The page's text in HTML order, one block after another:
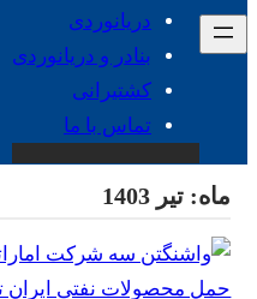
دریانوردی
بنادر و دریانوردی
کشتیرانی
تماس با ما
ماه: تیر 1403